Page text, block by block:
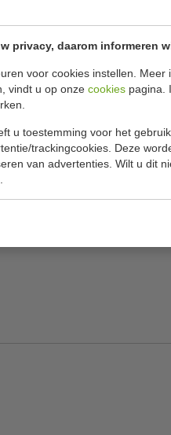
privacy, daarom informeren
voor cookies instellen.
vindt u op onze cookies pagina.
u toestemming voor het
trackingcookies. Deze
van advertenties. Wilt u dit
tegelijk koken, laten
zodat u ook gerust